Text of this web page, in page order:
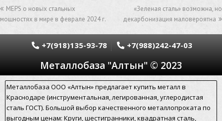
уголок нержавеющий
электросварная труба гост
электросварная прямошовная труба
алюминиевый уголок алюминиевая сетка
MEPS о новых стальных
мощностях в мире в феврале 2024 г.
«Зеленая сталь» возможна, но
декарбонизация маловероятна
Металлобаза "Алтын" © 2023
+7(918)135-93-78 +7(988)242-47-03
Металлобаза ООО «Алтын» предлагает купить металл в
Краснодаре (инструментальная, легированная, углеродистая
сталь ГОСТ). Большой выбор качественного металлопроката по
выгодным ценам: Круги, шестигранники, квадратная сталь,